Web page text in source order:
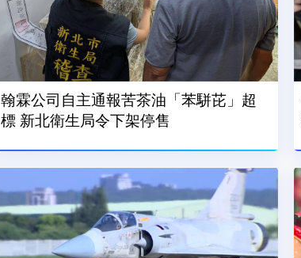
翰霖公司自主通報苦茶油「苯駢芘」超
標 新北衛生局令下架停售